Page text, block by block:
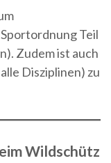
Teil
Zudem ist auch
Disziplinen) zu
Wildschütz